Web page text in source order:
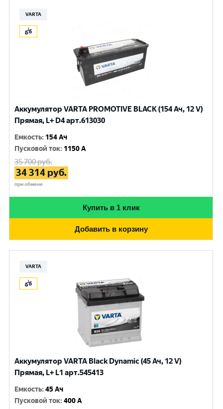
VARTA
Аккумулятор VARTA PROMOTIVE BLACK (154 Ач, 12 V)
Прямая, L+ D4 арт.613030
Емкость: 154 Ач
Пусковой ток: 1150 A
35 700руб.
34 314 руб.
при обмене
Купить в 1 клик
Добавить в корзину
VARTA
Аккумулятор VARTA Black Dynamic (45 Ач, 12 V)
Прямая, L+ L1 арт.545413
Емкость:45 Ач
Пусковой ток:400 A